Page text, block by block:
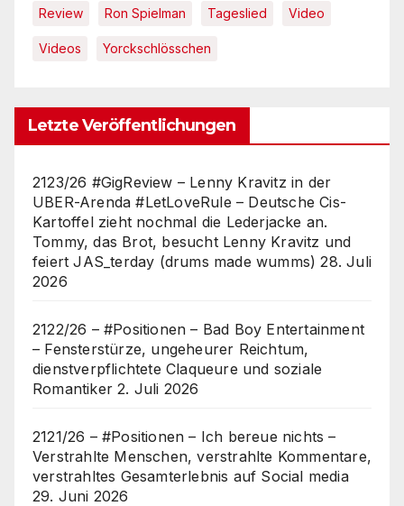
Review Ron Spielman Tageslied Video
Videos Yorckschlösschen
Letzte Veröffentlichungen
2123/26 #GigReview – Lenny Kravitz in der
UBER-Arenda #LetLoveRule – Deutsche Cis-
Kartoffel zieht nochmal die Lederjacke an.
Tommy, das Brot, besucht Lenny Kravitz und
feiert JAS_terday (drums made wumms) 28. Juli
2026
2122/26 – #Positionen – Bad Boy Entertainment
– Fensterstürze, ungeheurer Reichtum,
dienstverpflichtete Claqueure und soziale
Romantiker 2. Juli 2026
2121/26 – #Positionen – Ich bereue nichts –
Verstrahlte Menschen, verstrahlte Kommentare,
verstrahltes Gesamterlebnis auf Social media
29. Juni 2026